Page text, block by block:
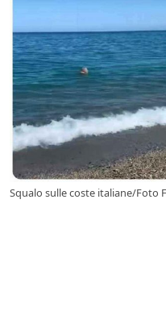
Squalo sulle coste italiane/Foto